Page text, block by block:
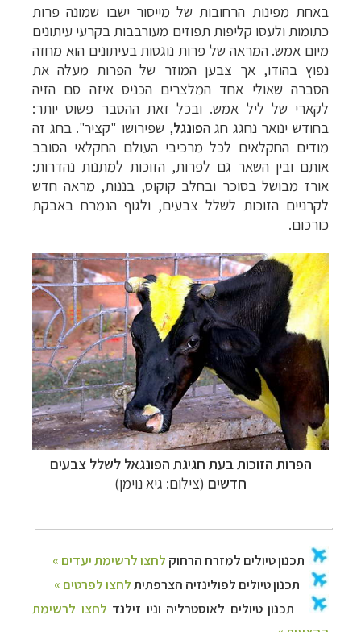
באחת מפינות הרחובות של מייסור ישבו שמונה פרות
כתומות ולעסו קליפות תפוזים מעורבבות בקרעי עיתונים
מיום אמש. המראה של פרות נוגסות בעיתונים הוא מחזה
נפוץ בהודו, אך צבען המוזר של הפרות מעלה את
הסברה שאולי אחד המלצרים הכניס איזה סם הזיה
לקארי של ליל אמש. ובכל זאת ההסבר פשוט יותר:
בחודש ינואר נחגג חג הפונגל, שפירושו "קציר". בחג זה
מודים החקלאים לכל מרכיבי העולם החקלאי הסובב
אותם ובין השאר גם לפרות, הזוכות למתנות נהדרות:
אורז מבושל בסוכר ובחלב קוקוס, בננות, מראה חדש
לקרניים הזוכות לשלל צבעים, ולגוף הנמרח באבקת
כורכום.
הפרות הזוכות בעת חגיגת הפונגאל לשלל צבעים
חדשים (צילום: גיא נוימן)